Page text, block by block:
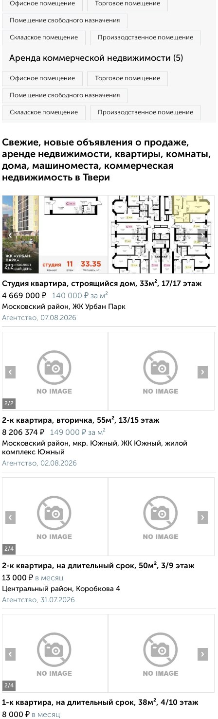
Офисное помещение Торговое помещение
Помещение свободного назначения
Складское помещение Производственное помещение
Аренда коммерческой недвижимости (5)
Офисное помещение Торговое помещение
Помещение свободного назначения
Складское помещение Производственное помещение
Свежие, новые объявления о продаже,
аренде недвижимости, квартиры, комнаты,
дома, машиноместа, коммерческая
недвижимость в Твери
2/2
‹ ›
Студия квартира, строящийся дом, 33м², 17/17 этаж
4 669 000 ₽ 140 000 ₽ за м²
Московский район, ЖК Урбан Парк
Агентство, 07.08.2026
2/2
‹ ›
2-к квартира, вторичка, 55м², 13/15 этаж
8 206 374 ₽ 149 000 ₽ за м²
Московский район, мкр. Южный, ЖК Южный, жилой
комплекс Южный
Агентство, 02.08.2026
2/4
‹ ›
2-к квартира, на длительный срок, 50м², 3/9 этаж
13 000 ₽ в месяц
Центральный район, Коробкова 4
Агентство, 31.07.2026
2/4
‹ ›
1-к квартира, на длительный срок, 38м², 4/10 этаж
8 000 ₽ в месяц